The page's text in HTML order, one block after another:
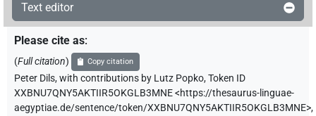
Text editor
Please cite as:
(Full citation) Copy citation
Peter Dils,with contributions by Lutz Popko,Token ID
XXBNU7QNY5AKTIIR5OKGLB3MNE<https://thesaurus-linguae-
aegyptiae.de/sentence/token/XXBNU7QNY5AKTIIR5OKGLB3MNE>,